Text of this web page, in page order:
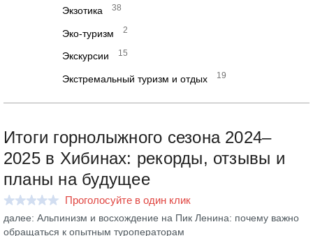
Экзотика 38
Эко-туризм 2
Экскурсии 15
Экстремальный туризм и отдых 19
Итоги горнолыжного сезона 2024–
2025 в Хибинах: рекорды, отзывы и
планы на будущее
Проголосуйте в один клик
далее: Альпинизм и восхождение на Пик Ленина: почему важно
обращаться к опытным туроператорам